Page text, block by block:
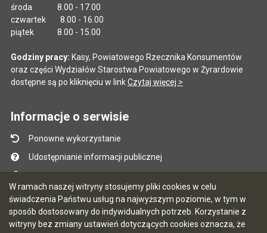
W ramach naszej witryny stosujemy pliki cookies w celu
świadczenia Państwu usług na najwyższym poziomie, w tym w
sposób dostosowany do indywidualnych potrzeb. Korzystanie z
witryny bez zmiany ustawień dotyczących cookies oznacza, że
środa 8.00 - 17.00
czwartek 8.00 - 16.00
piątek 8.00 - 15.00
Godziny pracy: Kasy, Powiatowego Rzecznika Konsumentów
oraz części Wydziałów Starostwa Powiatowego w Żyrardowie
dostępne są po kliknięciu w linkCzytaj więcej >
Informacje o serwisie
Ponowne wykorzystanie
Udostępnianie informacji publicznej
Instrukcja obsługi
Statystyki oglądalności
Ostatnio dodane